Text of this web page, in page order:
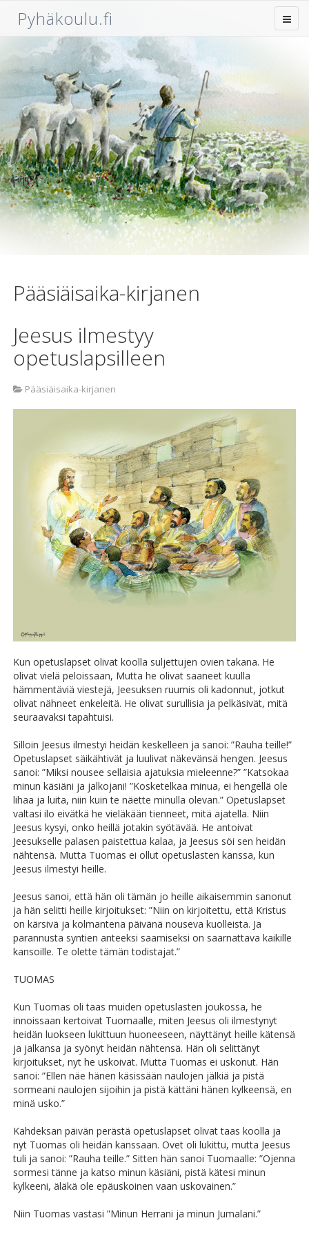
Pyhäkoulu.fi
Pääsiäisaika-kirjanen
Jeesus ilmestyy
opetuslapsilleen
Pääsiäisaika-kirjanen
Kun opetuslapset olivat koolla suljettujen ovien takana. He
olivat vielä peloissaan, Mutta he olivat saaneet kuulla
hämmentäviä viestejä, Jeesuksen ruumis oli kadonnut, jotkut
olivat nähneet enkeleitä. He olivat surullisia ja pelkäsivät, mitä
seuraavaksi tapahtuisi.
Silloin Jeesus ilmestyi heidän keskelleen ja sanoi: ”Rauha teille!”
Opetuslapset säikähtivät ja luulivat näkevänsä hengen. Jeesus
sanoi: ”Miksi nousee sellaisia ajatuksia mieleenne?” ”Katsokaa
minun käsiäni ja jalkojani! ”Kosketelkaa minua, ei hengellä ole
lihaa ja luita, niin kuin te näette minulla olevan.” Opetuslapset
valtasi ilo eivätkä he vieläkään tienneet, mitä ajatella. Niin
Jeesus kysyi, onko heillä jotakin syötävää. He antoivat
Jeesukselle palasen paistettua kalaa, ja Jeesus söi sen heidän
nähtensä. Mutta Tuomas ei ollut opetuslasten kanssa, kun
Jeesus ilmestyi heille.
Jeesus sanoi, että hän oli tämän jo heille aikaisemmin sanonut
ja hän selitti heille kirjoitukset: ”Niin on kirjoitettu, että Kristus
on kärsivä ja kolmantena päivänä nouseva kuolleista. Ja
parannusta syntien anteeksi saamiseksi on saarnattava kaikille
kansoille. Te olette tämän todistajat.”
TUOMAS
Kun Tuomas oli taas muiden opetuslasten joukossa, he
innoissaan kertoivat Tuomaalle, miten Jeesus oli ilmestynyt
heidän luokseen lukittuun huoneeseen, näyttänyt heille kätensä
ja jalkansa ja syönyt heidän nähtensä. Hän oli selittänyt
kirjoitukset, nyt he uskoivat. Mutta Tuomas ei uskonut. Hän
sanoi: ”Ellen näe hänen käsissään naulojen jälkiä ja pistä
sormeani naulojen sijoihin ja pistä kättäni hänen kylkeensä, en
minä usko.”
Kahdeksan päivän perästä opetuslapset olivat taas koolla ja
nyt Tuomas oli heidän kanssaan. Ovet oli lukittu, mutta Jeesus
tuli ja sanoi: ”Rauha teille.” Sitten hän sanoi Tuomaalle: ”Ojenna
sormesi tänne ja katso minun käsiäni, pistä kätesi minun
kylkeeni, äläkä ole epäuskoinen vaan uskovainen.”
Niin Tuomas vastasi ”Minun Herrani ja minun Jumalani.”